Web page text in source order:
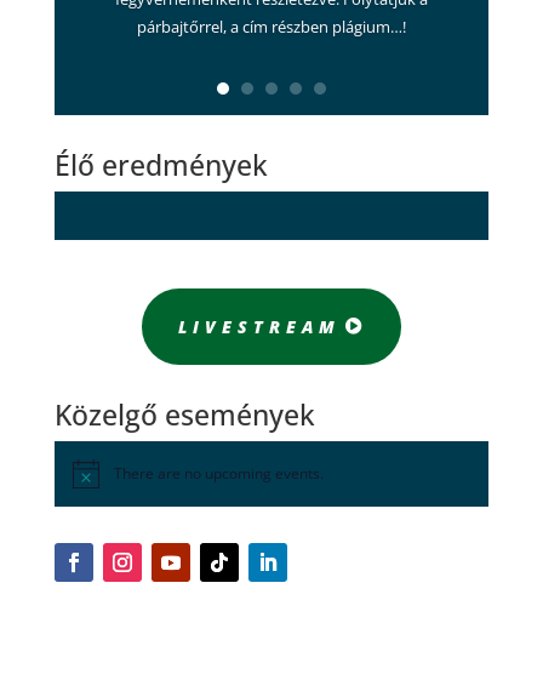
párbajtőrrel, a cím részben plágium…!
Élő eredmények
LIVESTREAM
Közelgő események
There are no upcoming events.